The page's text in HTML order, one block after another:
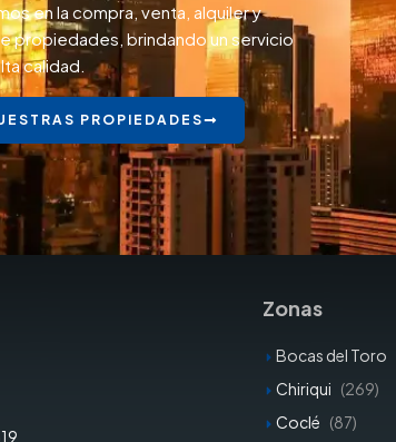
en la compra, venta, alquiler y
propiedades, brindando un servicio
calidad.
PROPIEDADES
Zonas
Bocas del Toro
Chiriqui (269)
Coclé (87)